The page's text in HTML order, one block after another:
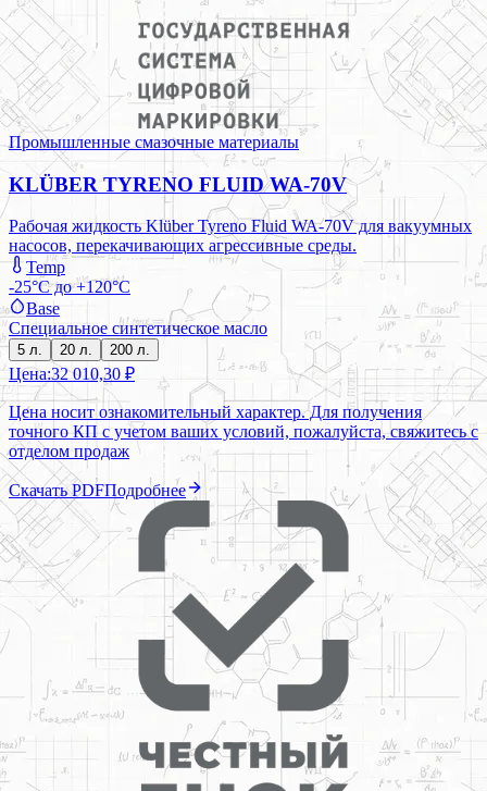
Промышленные смазочные материалы
KLÜBER TYRENO FLUID WA-70V
Рабочая жидкость Klüber Tyreno Fluid WA-70V для вакуумных
насосов, перекачивающих агрессивные среды.
Temp
-25°C до +120°C
Base
Специальное синтетическое масло
5 л. 20 л. 200 л.
Цена:32 010,30 ₽
Цена носит ознакомительный характер. Для получения
точного КП с учетом ваших условий, пожалуйста, свяжитесь с
отделом продаж
Скачать PDFПодробнее